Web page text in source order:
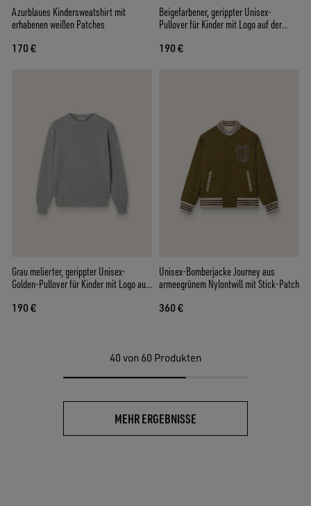
Azurblaues Kindersweatshirt mit
erhabenen weißen Patches
170 €
Beigefarbener, gerippter Unisex-
Pullover für Kinder mit Logo auf der
190 €
Grau melierter, gerippter Unisex-
Golden-Pullover für Kinder mit Logo auf
190 €
Unisex-Bomberjacke Journey aus
armeegrünem Nylontwill mit Stick-Patch
360 €
40 von 60 Produkten
MEHR ERGEBNISSE